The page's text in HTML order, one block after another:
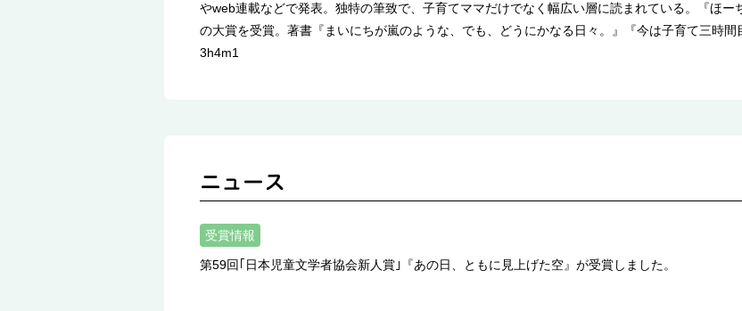
やweb連載などで発表。独特の筆致で、子育てママだけでなく幅広い層に読まれている。『ほ
の大賞を受賞。著書『まいにちが嵐のような、でも、どうにかなる日々。』『今は子育て三時
3h4m1
受賞情報
第59回｢日本児童文学者協会新人賞｣『あの日、ともに見上げた空』が受賞しました。